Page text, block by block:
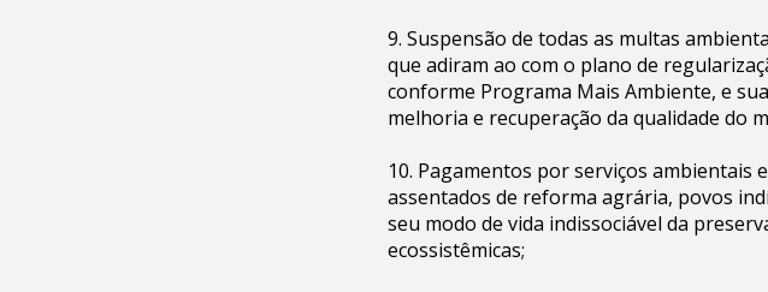
9. Suspensão de todas as multas
que adiram ao com o plano de
conforme Programa Mais Ambiente, e
melhoria e recuperação da qualidade do
10. Pagamentos por serviços ambientais
assentados de reforma agrária, povos
seu modo de vida indissociável da
ecossistêmicas;